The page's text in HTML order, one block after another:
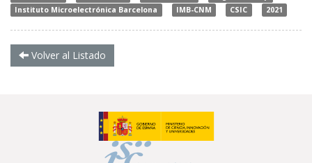
Instituto Microelectrónica Barcelona
IMB-CNM CSIC 2021
Volver al Listado